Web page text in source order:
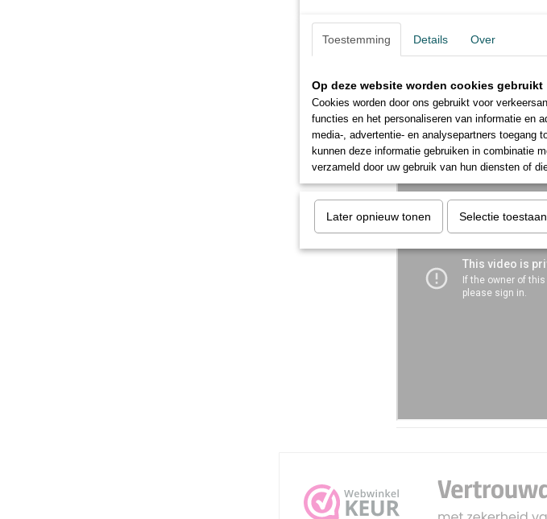
Het beloont producten en
ecologische normen, van de
Meer info
IM3557 Quick step brochure
Toestemming Details Over
Op deze website worden cookies gebruikt
Cookies worden door ons gebruikt voor
functies en het personaliseren van informatie en
media-, advertentie- en analysepartners toegang
kunnen deze informatie gebruiken in combinatie
verzameld door uw gebruik van hun diensten of
Later opnieuw tonen Selectie toestaan